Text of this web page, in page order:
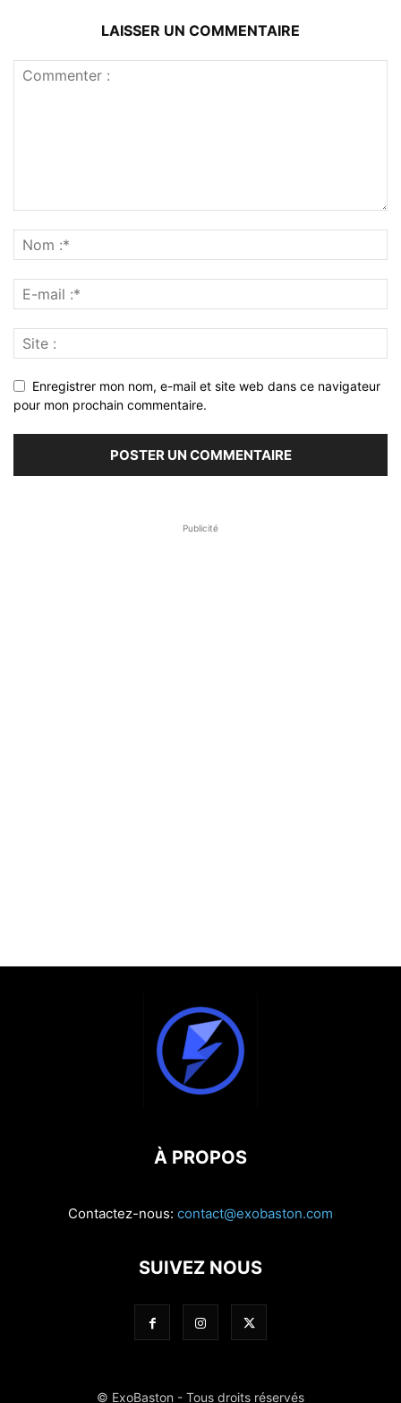
LAISSER UN COMMENTAIRE
Enregistrer mon nom, e-mail et site web dans ce navigateur
pour mon prochain commentaire.
Publicité
À PROPOS
Contactez-nous: contact@exobaston.com
SUIVEZ NOUS
© ExoBaston - Tous droits réservés